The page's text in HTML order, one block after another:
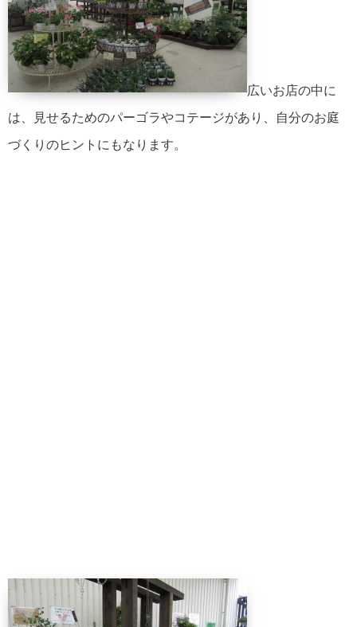
広いお店の中に
は、見せるためのパーゴラやコテージがあり、自分のお庭
づくりのヒントにもなります。